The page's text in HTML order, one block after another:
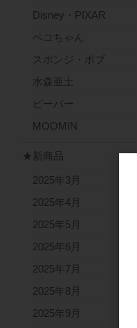
Disney・PIXAR
ペコちゃん
スポンジ・ボブ
水森亜土
ビーバー
MOOMIN
★新商品
2025年3月
2025年4月
2025年5月
2025年6月
2025年7月
2025年8月
2025年9月